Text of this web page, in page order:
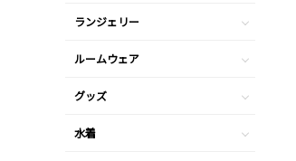
ランジェリー
ルームウェア
グッズ
水着